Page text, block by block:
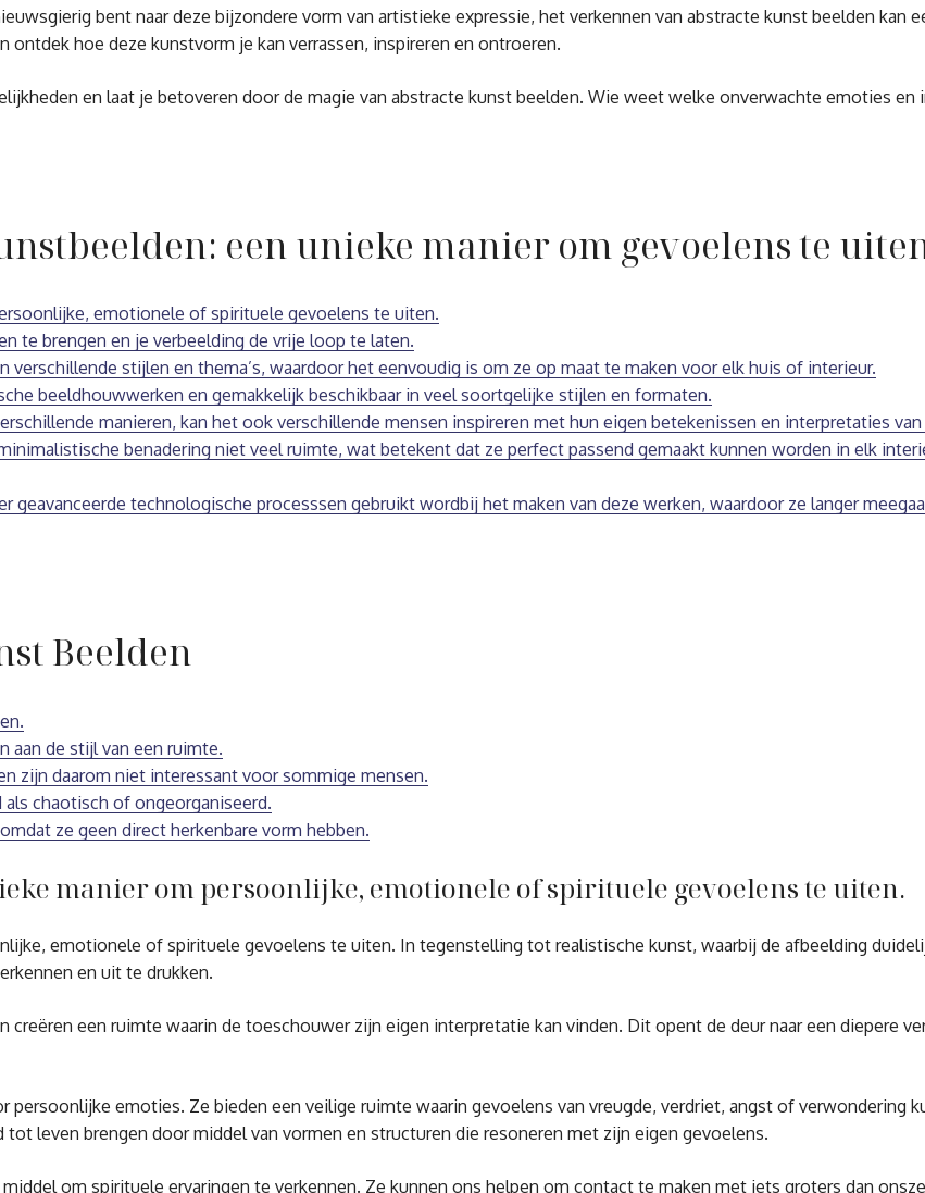
bent naar deze bijzondere vorm van artistieke expressie, het verkennen van abstracte kunst beelden kan
hoe deze kunstvorm je kan verrassen, inspireren en ontroeren.
en laat je betoveren door de magie van abstracte kunst beelden. Wie weet welke onverwachte emoties
een unieke manier om gevoelens te
emotionele of spirituele gevoelens te uiten.
te brengen en je verbeelding de vrije loop te laten.
verschillende stijlen en thema’s, waardoor het eenvoudig is om ze op maat te maken voor elk huis of interieur.
beeldhouwwerken en gemakkelijk beschikbaar in veel soortgelijke stijlen en formaten.
manieren, kan het ook verschillende mensen inspireren met hun eigen betekenissen en interpretaties
benadering niet veel ruimte, wat betekent dat ze perfect passend gemaakt kunnen worden in elk
geavanceerde technologische processsen gebruikt wordbij het maken van deze werken, waardoor ze langer
Beelden
aan de stijl van een ruimte.
zijn daarom niet interessant voor sommige mensen.
chaotisch of ongeorganiseerd.
ze geen direct herkenbare vorm hebben.
manier om persoonlijke, emotionele of spirituele gevoelens te uiten.
emotionele of spirituele gevoelens te uiten. In tegenstelling tot realistische kunst, waarbij de afbeelding
en uit te drukken.
een ruimte waarin de toeschouwer zijn eigen interpretatie kan vinden. Dit opent de deur naar een diepere
emoties. Ze bieden een veilige ruimte waarin gevoelens van vreugde, verdriet, angst of verwondering
leven brengen door middel van vormen en structuren die resoneren met zijn eigen gevoelens.
om spirituele ervaringen te verkennen. Ze kunnen ons helpen om contact te maken met iets groters dan